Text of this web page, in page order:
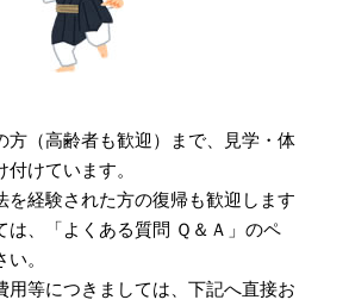
方（高齢者も歓迎）まで、見学・体
けています。
を経験された方の復帰も歓迎します
は、「よくある質問 Ｑ＆Ａ」のペ
。
用等につきましては、下記へ直接お